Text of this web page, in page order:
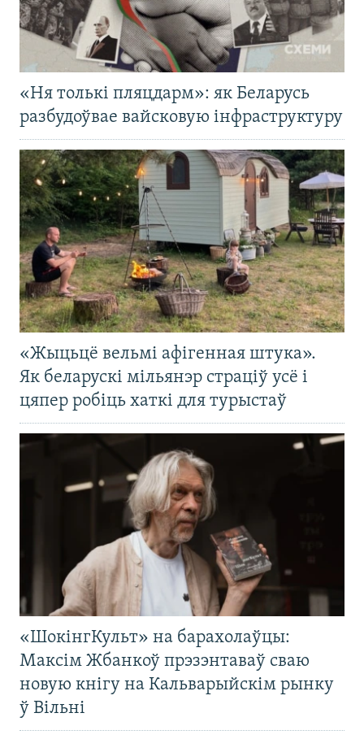
«Ня толькі пляцдарм»: як Беларусь
разбудоўвае вайсковую інфраструктуру
«Жыцьцё вельмі афігенная штука».
Як беларускі мільянэр страціў усё і
цяпер робіць хаткі для турыстаў
«ШокінгКульт» на барахолаўцы:
Максім Жбанкоў прэзэнтаваў сваю
новую кнігу на Кальварыйскім рынку
ў Вільні